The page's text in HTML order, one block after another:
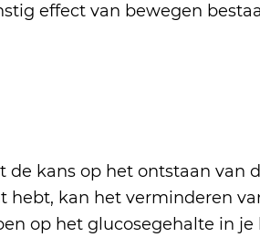
effect van bewegen
kans op het ontstaan van
hebt, kan het verminderen
op het glucosegehalte in je